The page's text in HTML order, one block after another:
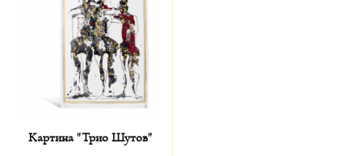
Картина "Трио Шутов"